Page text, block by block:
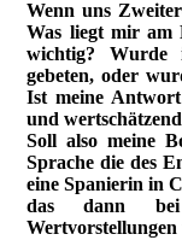
Wenn uns
Was liegt mir am
wichtig? Wurde
gebeten, oder
Ist meine
und
Soll also meine
Sprache die des
eine Spanierin in
das dann bei